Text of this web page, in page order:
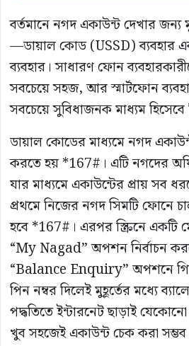
বর্তমানে নগদ একাউন্ট দেখার জন্য
—ডায়াল কোড (USSD) ব্যবহার
ব্যবহার। সাধারণ ফোন
সবচেয়ে সহজ, আর স্মার্টফোন
সবচেয়ে সুবিধাজনক মাধ্যম হিসেবে
ডায়াল কোডের মাধ্যমে নগদ
করতে হয় *167#। এটি নগদের
যার মাধ্যমে একাউন্টের প্রায় সব
প্রথমে নিজের নগদ সিমটি ফোনে
হবে *167#। এরপর স্ক্রিনে একটি
“My Nagad” অপশন নির্বাচন
“Balance Enquiry” অপশনে
পিন নম্বর দিলেই মুহূর্তের মধ্যে
পদ্ধতিতে ইন্টারনেট ছাড়াই
খুব সহজেই একাউন্ট চেক করা